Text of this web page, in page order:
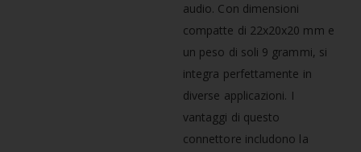
audio. Con dimensioni
compatte di 22x20x20 mm e
un peso di soli 9 grammi, si
integra perfettamente in
diverse applicazioni. I
vantaggi di questo
connettore includono la